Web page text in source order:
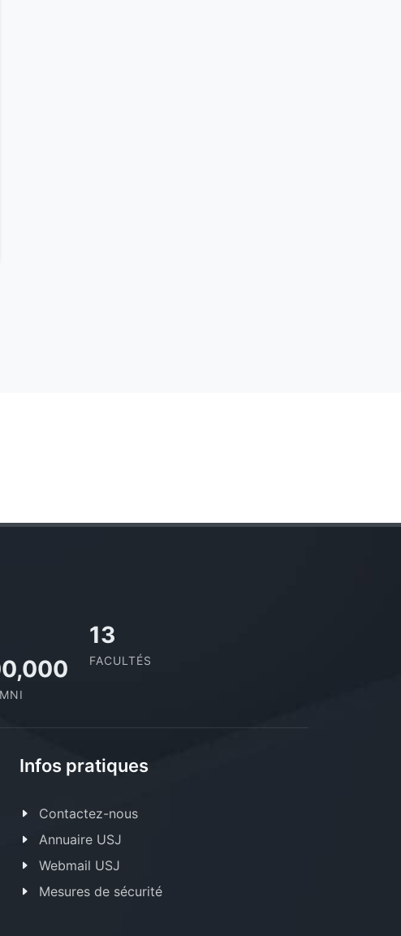
13
FACULTÉS
Infos pratiques
Contactez-nous
Annuaire USJ
Webmail USJ
Mesures de sécurité